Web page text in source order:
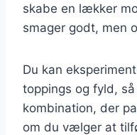
skabe en lækker
smager godt, men
Du kan
toppings og fyld,
kombination, der
om du vælger at